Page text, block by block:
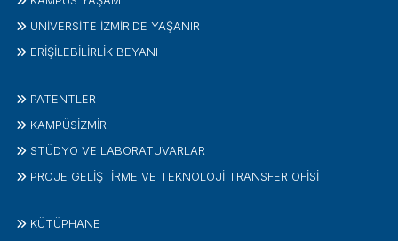
ÜNİVERSİTE İZMİR'DE YAŞANIR
ERİŞİLEBİLİRLİK BEYANI
PATENTLER
KAMPÜSİZMIR
STÜDYO VE LABORATUVARLAR
PROJE GELIŞTIRME VE TEKNOLOJI TRANSFER OFISI
KÜTÜPHANE